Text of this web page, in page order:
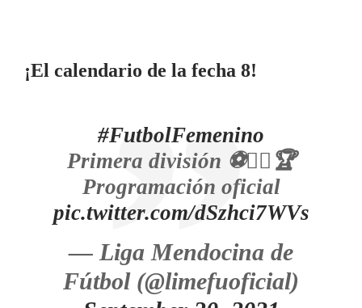
¡El calendario de la fecha 8!
#FutbolFemenino
Primera división ⚽️🏃‍♀️🏆
Programación oficial
pic.twitter.com/dSzhci7WVs
— Liga Mendocina de
Fútbol (@limefuoficial)